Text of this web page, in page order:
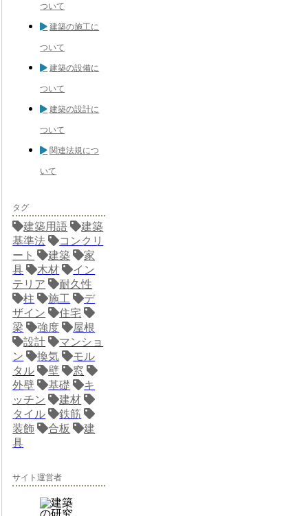
ついて
建築の施工に
ついて
建築の設備に
ついて
建築の設計に
ついて
関連法規につ
いて
タグ
建築用語
建築
基準法
コンクリ
ート
建築
家
具
木材
イン
テリア
耐久性
柱
施工
デ
ザイン
住宅
梁
強度
屋根
設計
マンショ
ン
換気
モル
タル
壁
窓
外壁
基礎
キ
ッチン
建材
タイル
鉄筋
装飾
合板
建
具
サイト運営者